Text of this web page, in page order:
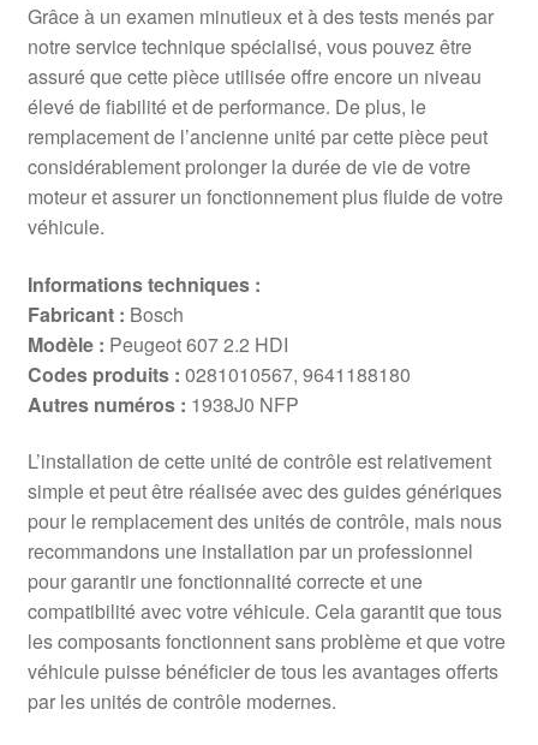
Grâce à un examen minutieux et à des tests menés par
notre service technique spécialisé, vous pouvez être
assuré que cette pièce utilisée offre encore un niveau
élevé de fiabilité et de performance. De plus, le
remplacement de l’ancienne unité par cette pièce peut
considérablement prolonger la durée de vie de votre
moteur et assurer un fonctionnement plus fluide de votre
véhicule.
Informations techniques :
Fabricant : Bosch
Modèle : Peugeot 607 2.2 HDI
Codes produits : 0281010567, 9641188180
Autres numéros : 1938J0 NFP
L’installation de cette unité de contrôle est relativement
simple et peut être réalisée avec des guides génériques
pour le remplacement des unités de contrôle, mais nous
recommandons une installation par un professionnel
pour garantir une fonctionnalité correcte et une
compatibilité avec votre véhicule. Cela garantit que tous
les composants fonctionnent sans problème et que votre
véhicule puisse bénéficier de tous les avantages offerts
par les unités de contrôle modernes.